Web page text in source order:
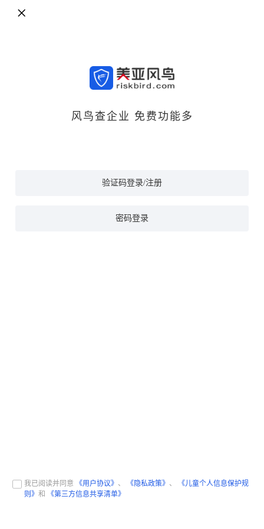
风鸟查企业 免费功能多
验证码登录/注册
密码登录
我已阅读并同意 《用户协议》 、 《隐私政策》 、
《儿童个人信息保护规
则》和 《第三方信息共享清单》